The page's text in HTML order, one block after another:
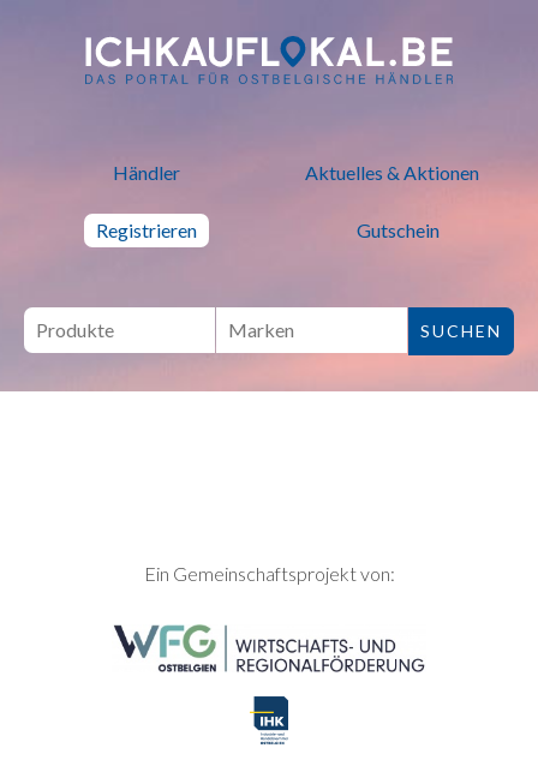
ich kauf lokal - Bei lokalen
Händler Aktuelles & Aktionen
Registrieren Gutschein
SEITENFUSSEin Gemeinschaftsprojekt von: